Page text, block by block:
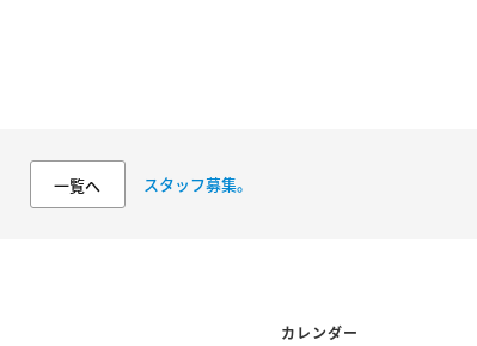
一覧へ スタッフ募集。
カレンダー